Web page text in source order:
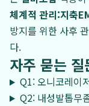
체계적 관리:지축
방지를 위한 사후
다.
자주 묻는
Q1: 오니코레이
Q2: 내성발톱무